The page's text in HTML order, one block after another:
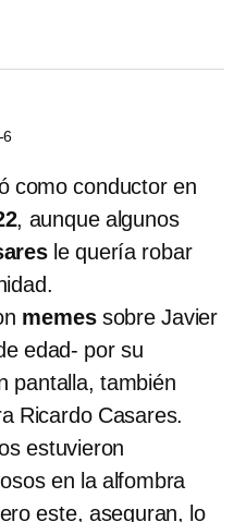
6
como conductor en
, aunque algunos
le quería robar
memessobre Javier
edad- por su
pantalla, también
Ricardo Casares.
estuvieron
en la alfombra
este, aseguran, lo